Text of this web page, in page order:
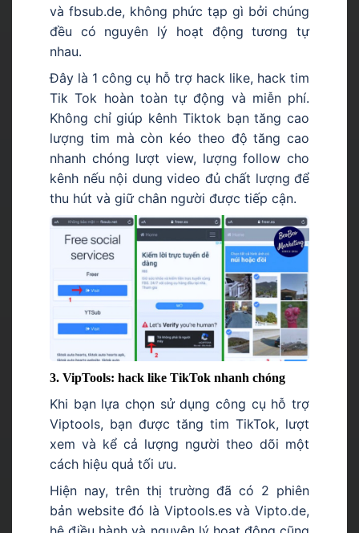
và fbsub.de, không phức tạp gì bởi chúng
đều có nguyên lý hoạt động tương tự
nhau.
Đây là 1 công cụ hỗ trợ hack like, hack tim
Tik Tok hoàn toàn tự động và miễn phí.
Không chỉ giúp kênh Tiktok bạn tăng cao
lượng tim mà còn kéo theo độ tăng cao
nhanh chóng lượt view, lượng follow cho
kênh nếu nội dung video đủ chất lượng để
thu hút và giữ chân người được tiếp cận.
3. VipTools: hack like TikTok nhanh chóng
Khi bạn lựa chọn sử dụng công cụ hỗ trợ
Viptools, bạn được tăng tim TikTok, lượt
xem và kể cả lượng người theo dõi một
cách hiệu quả tối ưu.
Hiện nay, trên thị trường đã có 2 phiên
bản website đó là Viptools.es và Vipto.de,